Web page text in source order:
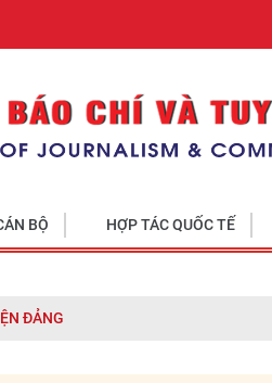
BỘ HỢP TÁC QUỐC TẾ
ĐẢNG